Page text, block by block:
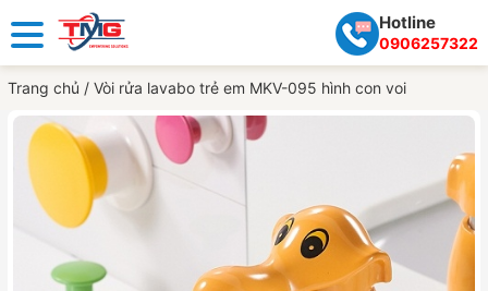
Hotline
0906257322
Trang chủ / Vòi rửa lavabo trẻ em MKV-095 hình con voi